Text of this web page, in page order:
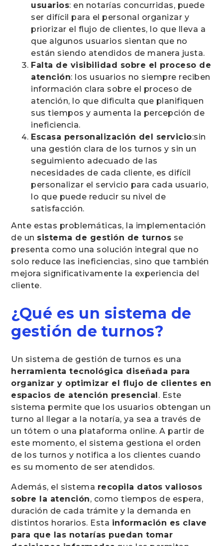
usuarios: en notarías concurridas, puede
ser difícil para el personal organizar y
priorizar el flujo de clientes, lo que lleva a
que algunos usuarios sientan que no
están siendo atendidos de manera justa.
Falta de visibilidad sobre el proceso de
atención: los usuarios no siempre reciben
información clara sobre el proceso de
atención, lo que dificulta que planifiquen
sus tiempos y aumenta la percepción de
ineficiencia.
Escasa personalización del servicio:sin
una gestión clara de los turnos y sin un
seguimiento adecuado de las
necesidades de cada cliente, es difícil
personalizar el servicio para cada usuario,
lo que puede reducir su nivel de
satisfacción.
Ante estas problemáticas, la implementación
de un sistema de gestión de turnos se
presenta como una solución integral que no
solo reduce las ineficiencias, sino que también
mejora significativamente la experiencia del
cliente.
¿Qué es un sistema de
gestión de turnos?
Un sistema de gestión de turnos es una
herramienta tecnológica diseñada para
organizar y optimizar el flujo de clientes en
espacios de atención presencial. Este
sistema permite que los usuarios obtengan un
turno al llegar a la notaría, ya sea a través de
un tótem o una plataforma online. A partir de
este momento, el sistema gestiona el orden
de los turnos y notifica a los clientes cuando
es su momento de ser atendidos.
Además, el sistema recopila datos valiosos
sobre la atención, como tiempos de espera,
duración de cada trámite y la demanda en
distintos horarios. Esta información es clave
para que las notarías puedan tomar